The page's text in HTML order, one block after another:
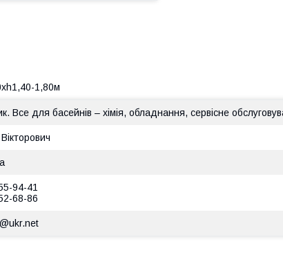
1,80м
Все для басейнів – хімія, обладнання, сервісне
94-41
68-86